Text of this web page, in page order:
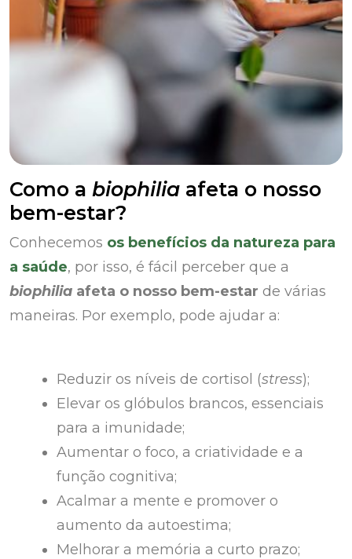
Como a biophilia afeta o nosso
bem-estar?
Conhecemos os benefícios da natureza para
a saúde, por isso, é fácil perceber que a
biophilia afeta o nosso bem-estar de várias
maneiras. Por exemplo, pode ajudar a:
Reduzir os níveis de cortisol (stress);
Elevar os glóbulos brancos, essenciais
para a imunidade;
Aumentar o foco, a criatividade e a
função cognitiva;
Acalmar a mente e promover o
aumento da autoestima;
Melhorar a memória a curto prazo;